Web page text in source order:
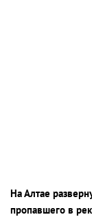
На Алтае
пропавшего в